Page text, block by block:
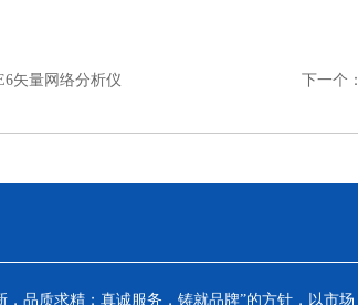
矢量网络分析仪 下一个：
，品质求精；真诚服务，铸就品牌”的方针，以市场